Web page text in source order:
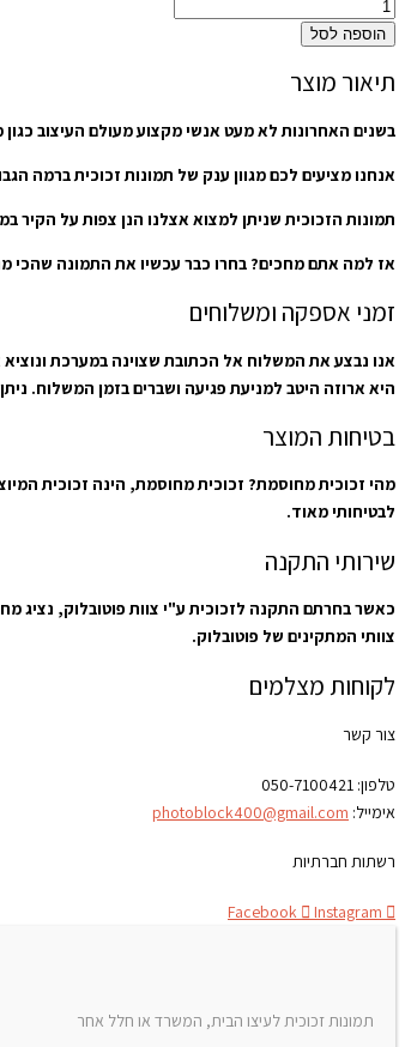
הוספה לסל
תיאור מוצר
בשנים האחרונות לא מעט אנשי מקצוע מעולם העיצוב
אנחנו מציעים לכם מגוון ענק של תמונות זכוכית ברמה
תמונות הזכוכית שניתן למצוא אצלנו הנן צפות על הקיר במרחק של 3 סנטימטרים, כאשר כולן מחוסמות ומאוד בטיחותיות שמתאימות לעיצוב סלון הבית וחדרי השינה, לכל סוגי המטבחים והפינות
אז למה אתם מחכים? בחרו כבר עכשיו את התמונה שהכי
זמני אספקה ומשלוחים
היא ארוזה היטב למניעת פגיעה ושברים בזמן המשלוח. ניתן לבצע איסוף עצמי
בטיחות המוצר
מהי זכוכית מחוסמת? זכוכית מחוסמת, הינה זכוכית
לבטיחותי מאוד.
שירותי התקנה
כאשר בחרתם התקנה לזכוכית ע"י צוות פוטובלוק, נציג
צוותי המתקינים של פוטובלוק.
לקוחות מצלמים
צור קשר
טלפון:
אימייל: photoblock400@gmail.com
רשתות חברתיות
Facebook Instagram
תמונות זכוכית לעיצו הבית, המשרד או חלל אחר